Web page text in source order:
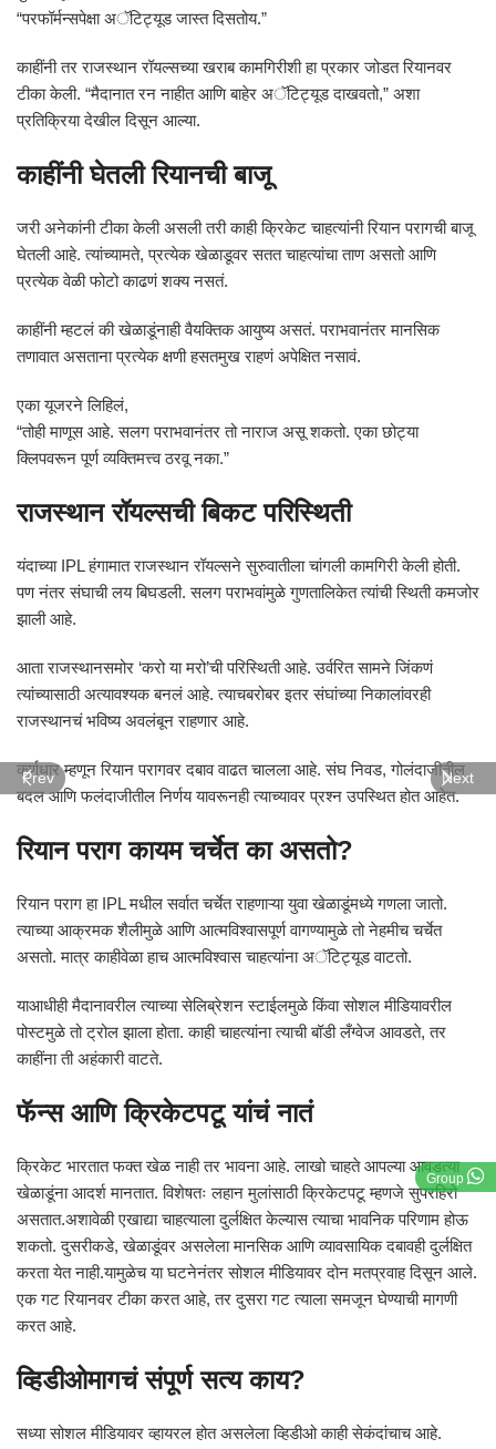
Group
“परफॉर्मन्सपेक्षा अॅटिट्यूड जास्त दिसतोय.”
काहींनी तर राजस्थान रॉयल्सच्या खराब कामगिरीशी हा प्रकार जोडत रियानवर
टीका केली. “मैदानात रन नाहीत आणि बाहेर अॅटिट्यूड दाखवतो,” अशा
प्रतिक्रिया देखील दिसून आल्या.
काहींनी घेतली रियानची बाजू
जरी अनेकांनी टीका केली असली तरी काही क्रिकेट चाहत्यांनी रियान परागची बाजू
घेतली आहे. त्यांच्यामते, प्रत्येक खेळाडूवर सतत चाहत्यांचा ताण असतो आणि
प्रत्येक वेळी फोटो काढणं शक्य नसतं.
काहींनी म्हटलं की खेळाडूंनाही वैयक्तिक आयुष्य असतं. पराभवानंतर मानसिक
तणावात असताना प्रत्येक क्षणी हसतमुख राहणं अपेक्षित नसावं.
एका यूजरने लिहिलं,
“तोही माणूस आहे. सलग पराभवानंतर तो नाराज असू शकतो. एका छोट्या
क्लिपवरून पूर्ण व्यक्तिमत्त्व ठरवू नका.”
राजस्थान रॉयल्सची बिकट परिस्थिती
यंदाच्या IPL हंगामात राजस्थान रॉयल्सने सुरुवातीला चांगली कामगिरी केली होती.
पण नंतर संघाची लय बिघडली. सलग पराभवांमुळे गुणतालिकेत त्यांची स्थिती कमजोर
झाली आहे.
आता राजस्थानसमोर ‘करो या मरो’ची परिस्थिती आहे. उर्वरित सामने जिंकणं
त्यांच्यासाठी अत्यावश्यक बनलं आहे. त्याचबरोबर इतर संघांच्या निकालांवरही
राजस्थानचं भविष्य अवलंबून राहणार आहे.
कर्णधार म्हणून रियान परागवर दबाव वाढत चालला आहे. संघ निवड, गोलंदाजीतील
बदल आणि फलंदाजीतील निर्णय यावरूनही त्याच्यावर प्रश्न उपस्थित होत आहेत.
रियान पराग कायम चर्चेत का असतो?
रियान पराग हा IPL मधील सर्वात चर्चेत राहणाऱ्या युवा खेळाडूंमध्ये गणला जातो.
त्याच्या आक्रमक शैलीमुळे आणि आत्मविश्वासपूर्ण वागण्यामुळे तो नेहमीच चर्चेत
असतो. मात्र काहीवेळा हाच आत्मविश्वास चाहत्यांना अॅटिट्यूड वाटतो.
याआधीही मैदानावरील त्याच्या सेलिब्रेशन स्टाईलमुळे किंवा सोशल मीडियावरील
पोस्टमुळे तो ट्रोल झाला होता. काही चाहत्यांना त्याची बॉडी लँग्वेज आवडते, तर
काहींना ती अहंकारी वाटते.
फॅन्स आणि क्रिकेटपटू यांचं नातं
क्रिकेट भारतात फक्त खेळ नाही तर भावना आहे. लाखो चाहते आपल्या आवडत्या
खेळाडूंना आदर्श मानतात. विशेषतः लहान मुलांसाठी क्रिकेटपटू म्हणजे सुपरहिरो
असतात.अशावेळी एखाद्या चाहत्याला दुर्लक्षित केल्यास त्याचा भावनिक परिणाम होऊ
शकतो. दुसरीकडे, खेळाडूंवर असलेला मानसिक आणि व्यावसायिक दबावही दुर्लक्षित
करता येत नाही.यामुळेच या घटनेनंतर सोशल मीडियावर दोन मतप्रवाह दिसून आले.
एक गट रियानवर टीका करत आहे, तर दुसरा गट त्याला समजून घेण्याची मागणी
करत आहे.
व्हिडीओमागचं संपूर्ण सत्य काय?
सध्या सोशल मीडियावर व्हायरल होत असलेला व्हिडीओ काही सेकंदांचाच आहे.
Prev Next